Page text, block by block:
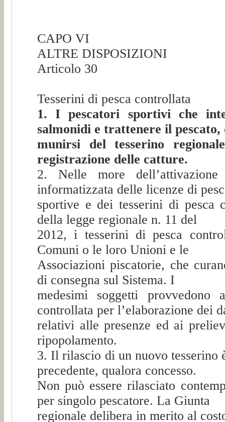
CAPO VI
ALTRE DISPOSIZIONI
Articolo 30
Tesserini di pesca controllata
1. I pescatori sportivi che
salmonidi e trattenere il pescato,
munirsi del tesserino
registrazione delle catture.
2. Nelle more
informatizzata delle licenze di
sportive e dei tesserini di pesca
della legge regionale n. 11 del
2012, i tesserini di pesca
Comuni o le loro Unioni e le
Associazioni piscatorie, che
di consegna sul Sistema. I
medesimi soggetti
controllata per l’elaborazione dei
relativi alle presenze ed ai
ripopolamento.
3. Il rilascio di un nuovo tesserino
precedente, qualora concesso.
Non può essere rilasciato
per singolo pescatore. La Giunta
regionale delibera in merito al